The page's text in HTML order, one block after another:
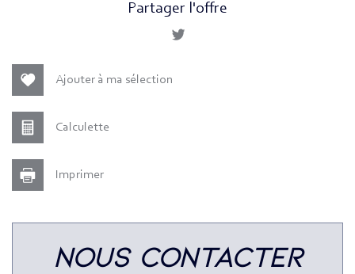
Bar
Partager l'offre
Ajouter à ma sélection
Calculette
Imprimer
nous contacter